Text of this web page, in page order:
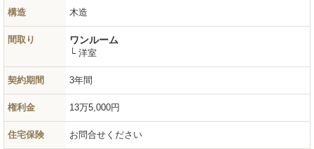
構造 木造
間取り ワンルーム
└ 洋室
契約期間 3年間
権利金 13万5,000円
住宅保険 お問合せください